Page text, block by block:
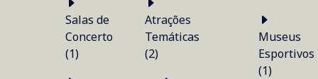
Salas de
Concerto
(1)
Atrações
Temáticas
(2)
Museus
Esportivos
(1)